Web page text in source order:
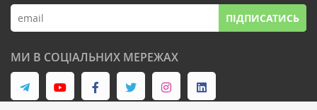
ПІДПИСАТИСЬ
МИ В СОЦІАЛЬНИХ МЕРЕЖАХ